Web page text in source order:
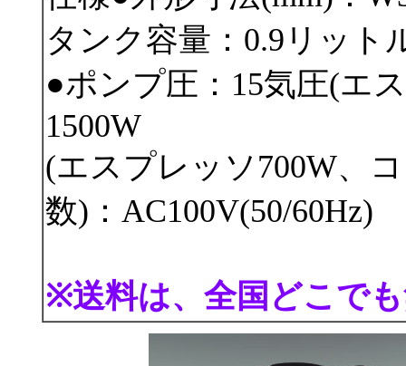
タンク容量：0.9リット
●ポンプ圧：15気圧(エ
1500W
(エスプレッソ700W、
数)：AC100V(50/60Hz)
※送料は、全国どこで